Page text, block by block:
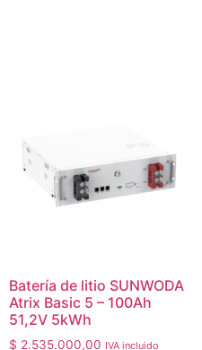
Batería de litio SUNWODA
Atrix Basic 5 – 100Ah
51,2V 5kWh
$ 2.535.000,00 IVA incluido